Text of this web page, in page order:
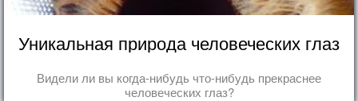
Уникальная природа человеческих глаз
Видели ли вы когда-нибудь что-нибудь прекраснее
человеческих глаз?